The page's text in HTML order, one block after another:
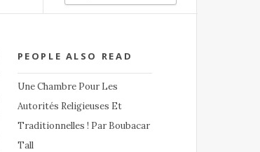
PEOPLE ALSO READ
Une Chambre Pour Les
Autorités Religieuses Et
Traditionnelles ! Par Boubacar
Tall